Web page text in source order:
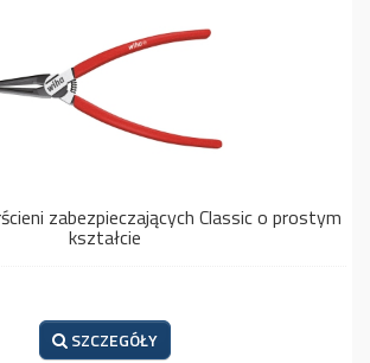
zabezpieczających Classic o prostym
kształcie
SZCZEGÓŁY